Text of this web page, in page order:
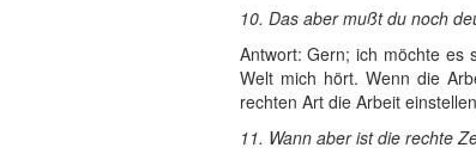
10. Das aber mußt du noch
Antwort: Gern; ich möchte es
Welt mich hört. Wenn die
rechten Art die Arbeit
11. Wann aber ist die rechte